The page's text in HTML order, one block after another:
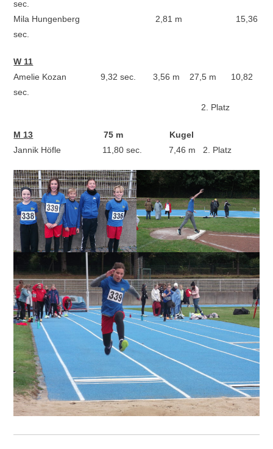
sec.
Mila Hungenberg 2,81 m 15,36
sec.
W 11
Amelie Kozan 9,32 sec. 3,56 m 27,5 m 10,82
sec.
2. Platz
M 13 75 m Kugel
Jannik Höfle 11,80 sec. 7,46 m 2. Platz